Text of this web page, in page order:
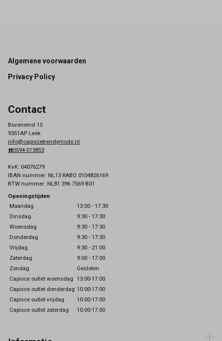
Footer
Algemene voorwaarden
Privacy Policy
Contact
Boveneind 15
9351AP Leek
info@capiscetrendymode.nl
☎️0594-513853
KvK: 04076279
IBAN nummer: NL13 RABO 0104826169
BTW nummer: NL81 396 7569 B01
Openingstijden
Maandag
13:00 - 17:30
Dinsdag
9:30 - 17:30
Woensdag
9:30 - 17:30
Donderdag
9:30 - 17:30
Vrijdag
9:30 - 21:00
Zaterdag
9:00 - 17:00
Zondag
Gesloten
Capisce outlet woensdag 13:00-17:00
Capisce outlet donderdag 10:00-17:00
Capisce outlet vrijdag
10:00-17:00
Capisce outlet zaterdag
10:00-17:00